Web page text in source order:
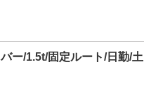
ー/1.5t/固定ルート/日勤/土